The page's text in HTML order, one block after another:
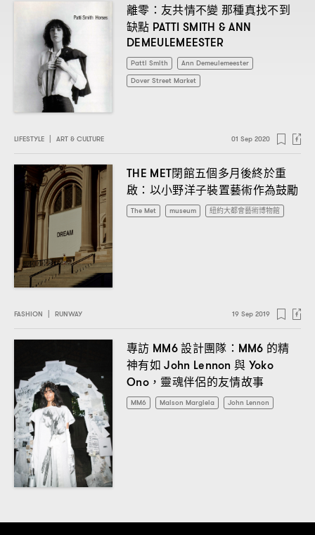
離零 ： 友共情不變 那種真找不到
缺點 PATTI SMITH & ANN
DEMEULEMEESTER
Patti Smith
Ann Demeulemeester
Dover Street Market
LIFESTYLE | ART & CULTURE 01 Sep 2020
THE MET閉館五個多月後終於重
啟 ： 以小野洋子裝置藝術作為鼓勵
The Met museum 紐約大都會藝術博物館
FASHION | RUNWAY 19 Sep 2019
專訪 MM6設計團隊 ：MM6 的精
神有如 John Lennon與 Yoko
Ono，靈魂伴侶的友情故事
MM6 Maison Margiela John Lennon